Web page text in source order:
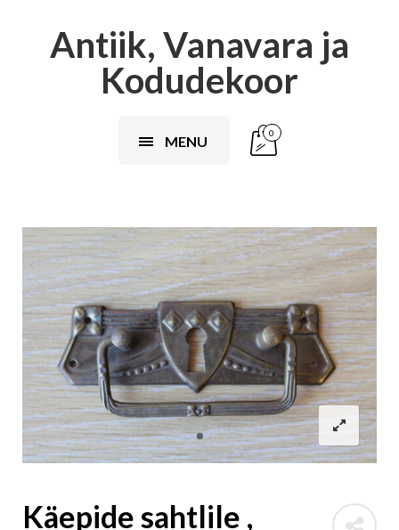
Antiik, Vanavara ja
Kodudekoor
MENU 0
Käepide sahtlile ,